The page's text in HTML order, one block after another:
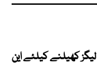
کھیلنے کیلئے این